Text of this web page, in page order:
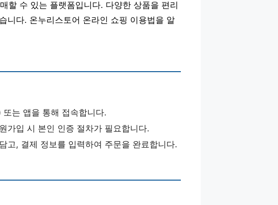
할 수 있는 플랫폼입니다. 다양한 상품을 편리
니다. 온누리스토어 온라인 쇼핑 이용법을 알
는 앱을 통해 접속합니다.
가입 시 본인 인증 절차가 필요합니다.
고, 결제 정보를 입력하여 주문을 완료합니다.